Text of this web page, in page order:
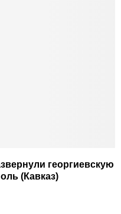
георгиевскую
(Кавказ)